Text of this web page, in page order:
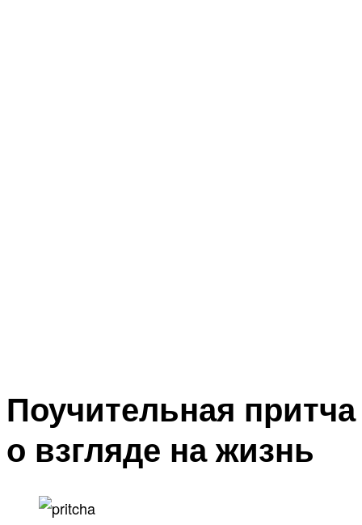
Поучительная притча
о взгляде на жизнь